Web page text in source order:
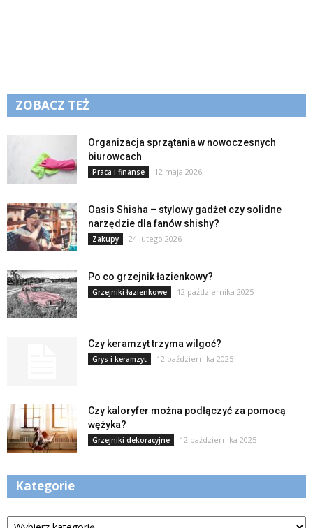
ZOBACZ TEŻ
Organizacja sprzątania w nowoczesnych
biurowcach
Praca i finanse 12 maja 2026
Oasis Shisha – stylowy gadżet czy solidne
narzędzie dla fanów shishy?
Zakupy 24 lutego 2026
Po co grzejnik łazienkowy?
Grzejniki łazienkowe 12 października 2025
Czy keramzyt trzyma wilgoć?
Grys i keramzyt 12 października 2025
Czy kaloryfer można podłączyć za pomocą
wężyka?
Grzejniki dekoracyjne 12 października 2025
Kategorie
Kategorie